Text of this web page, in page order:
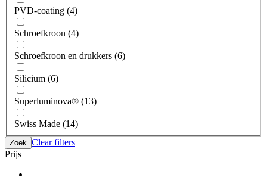
PVD-coating (4)
Schroefkroon (4)
Schroefkroon en drukkers (6)
Silicium (6)
Superluminova® (13)
Swiss Made (14)
Zoek Clear filters
Prijs